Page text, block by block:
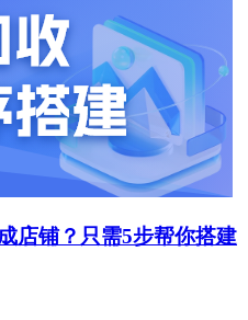
店铺？只需5步帮你搭建